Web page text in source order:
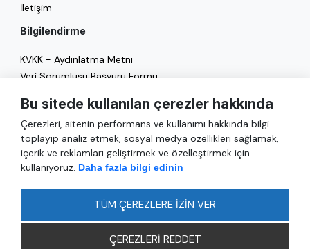
İletişim
Bilgilendirme
KVKK - Aydınlatma Metni
Veri Sorumlusu Başvuru Formu
Enerji Politikası
Genel
Hizmetler
Bu sitede kullanılan çerezler hakkında
Çerezleri, sitenin performans ve kullanımı hakkında bilgi
toplayıp analiz etmek, sosyal medya özellikleri sağlamak,
içerik ve reklamları geliştirmek ve özelleştirmek için
kullanıyoruz. Daha fazla bilgi edinin
TÜM ÇEREZLERE İZİN VER
ÇEREZLERİ REDDET